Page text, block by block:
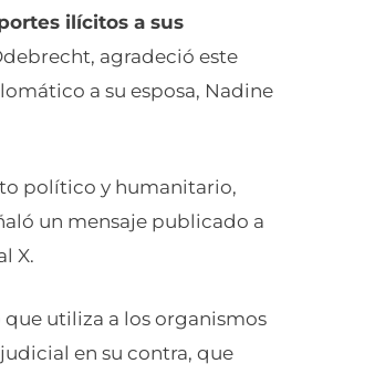
ilícitos a sus
agradeció este
a su esposa, Nadine
político y humanitario,
un mensaje publicado a
X.
utiliza a los organismos
en su contra, que